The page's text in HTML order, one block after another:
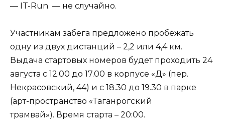
— IT-Run — не случайно.
Участникам забега предложено пробежать
одну из двух дистанций – 2,2 или 4,4 км.
Выдача стартовых номеров будет проходить 24
августа с 12.00 до 17.00 в корпусе «Д» (пер.
Некрасовский, 44) и с 18.30 до 19.30 в парке
(арт-пространство «Таганрогский
трамвай»). Время старта – 20:00.